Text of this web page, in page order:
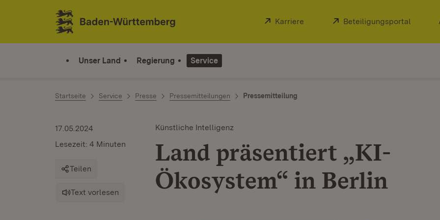
Zum Inhalt springen
Link zur Startseite
Extern:
Karriere (Öffnet in neuem Fenster)
Extern:
Beteiligungsportal
Unser Land Regierung Service
Startseite Service Presse Pressemitteilungen Pressemitteilung
Künstliche Intelligenz
Land präsentiert „KI-
Ökosystem“ in Berlin
17.05.2024
Lesezeit: 4 Minuten
Teilen
Text vorlesen